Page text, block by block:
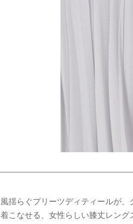
風揺らぐプリーツディティールが
着こなせる、女性らしい膝丈レン